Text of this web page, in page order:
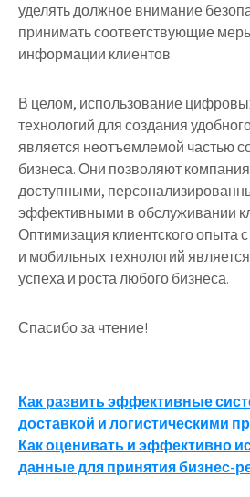
уделять должное внимание
принимать соответствующие
информации клиентов.
В целом, использование
технологий для создания
является неотъемлемой частью
бизнеса. Они позволяют
доступными,
эффективными в обслуживании
Оптимизация клиентского
и мобильных технологий
успеха и роста любого бизнеса.
Спасибо за чтение!
Навигация
по
записям
Как развить эффективные
доставкой и логистическими
Как оценивать и эффективно
данные для принятия бизнес-